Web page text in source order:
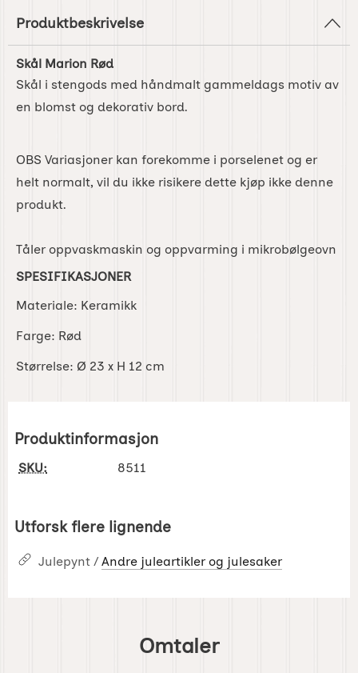
Produktbeskrivelse
Skål Marion Rød
Skål i stengods med håndmalt gammeldags motiv av
en blomst og dekorativ bord.
OBS Variasjoner kan forekomme i porselenet og er
helt normalt, vil du ikke risikere dette kjøp ikke denne
produkt.
Tåler oppvaskmaskin og oppvarming i mikrobølgeovn
SPESIFIKASJONER
Materiale: Keramikk
Farge: Rød
Størrelse: Ø 23 x H 12 cm
Produktinformasjon
SKU: 8511
Utforsk flere lignende
Julepynt / Andre juleartikler og julesaker
Omtaler